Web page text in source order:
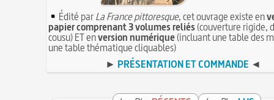
Édité parLa France pittoresque, cet ouvrage existe en
papier comprenant 3 volumes reliés(couverture rigide,
cousu) ET enversion numérique(incluant une table des
une table thématique cliquables)
► PRÉSENTATION ET COMMANDE ◄